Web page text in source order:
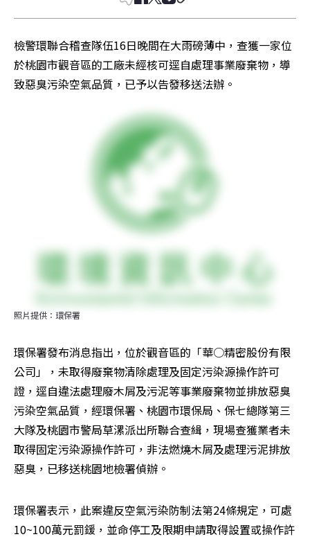
檢警環聯合稽查隊伍16日晚間在大雨磅薄中，查獲一家位
於桃園市觀音區的工廠未經核可逕自處理事業廢棄物，導
致惡臭污染空氣品質，已予以告發移送法辦。
照片提供：環保署
環保署發布消息指出，位於觀音區的「華○精密股份有限
公司」，未取得廢棄物清除處理及固定污染源操作許可
證，逕自違法處理廢木屑及污泥等事業廢棄物並排放惡臭
污染空氣品質，經環保署、桃園市環保局、保七總隊第三
大隊及桃園市警局草漯派出所聯合查緝，現場查獲業者未
取得固定污染源操作許可，非法燃燒木屑及處理污泥排放
惡臭，已移送桃園地檢署偵辦。
環保署表示，此案違反空氣污染防制法第24條規定，可處
10~100萬元罰鍰，並命停工及限期申請取得設置或操作許